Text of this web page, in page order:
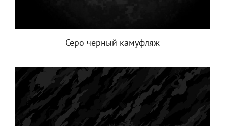
Серо черный камуфляж